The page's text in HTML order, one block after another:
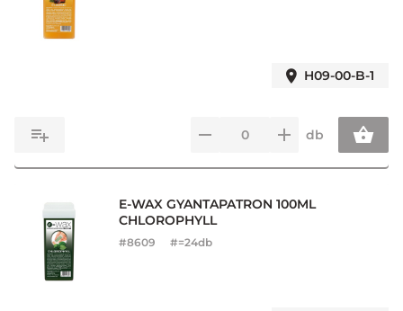
H09-00-B-1
db
E-WAX GYANTAPATRON 100ML
CHLOROPHYLL
#8609 #=24db